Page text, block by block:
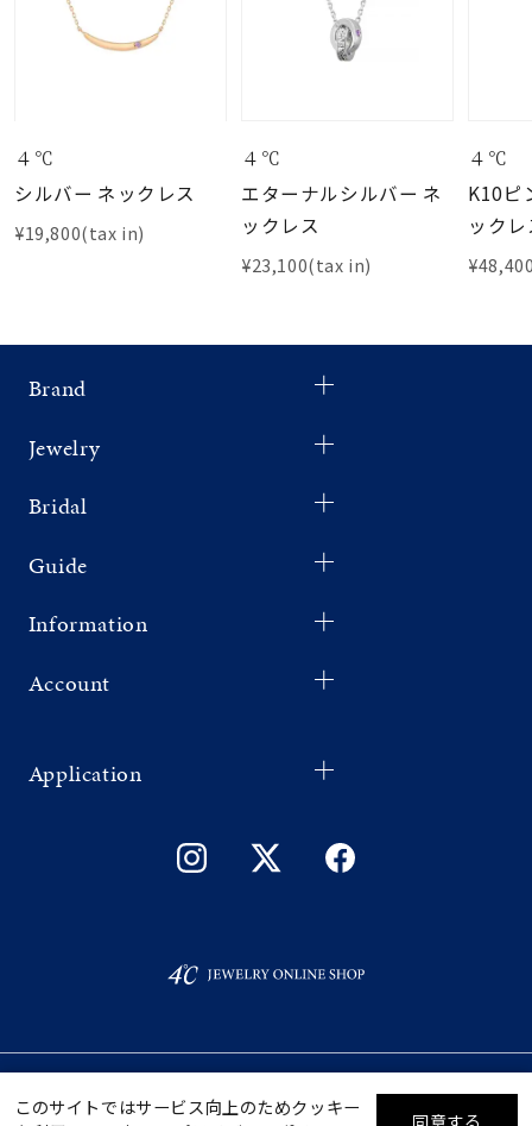
４℃
シルバー ネックレス
¥19,800(tax in)
４℃
エターナルシルバー ネ
ックレス
¥23,100(tax in)
４℃
K10ピ
ック
Brand
Jewelry
Bridal
Guide
Information
Account
Application
このサイトではサービス向上のためクッキー
同意する
ギフトをお探しですか？